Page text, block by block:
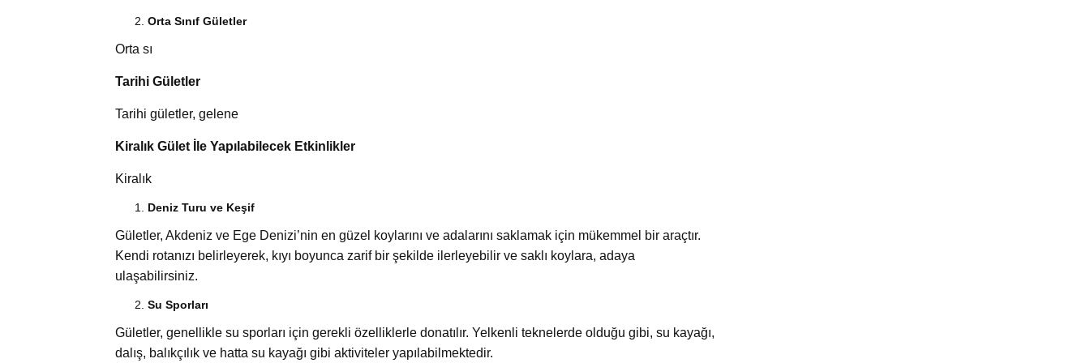
Orta Sınıf Gületler
Orta sı
Tarihi Gületler
Tarihi gületler, gelene
Kiralık Gület İle Yapılabilecek Etkinlikler
Kiralık
Deniz Turu ve Keşif
Gületler, Akdeniz ve Ege Denizi’nin en güzel koylarını ve adalarını saklamak için mükemmel bir araçtır.
Kendi rotanızı belirleyerek, kıyı boyunca zarif bir şekilde ilerleyebilir ve saklı koylara, adaya
ulaşabilirsiniz.
Su Sporları
Gületler, genellikle su sporları için gerekli özelliklerle donatılır. Yelkenli teknelerde olduğu gibi, su kayağı,
dalış, balıkçılık ve hatta su kayağı gibi aktiviteler yapılabilmektedir.